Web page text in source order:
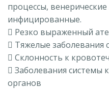
процессы,
инфицированные.
 Резко выраженный
 Тяжелые заболевания
 Склонность к
 Заболевания системы
органов